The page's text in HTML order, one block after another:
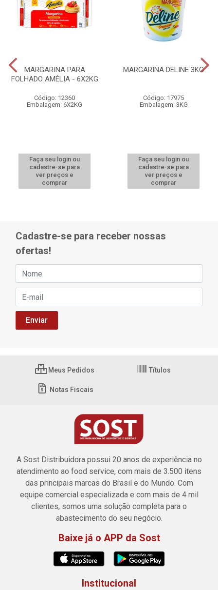
MARGARINA PARA
FOLHADO AMÉLIA - 6X2KG
Código: 12360
Embalagem: 6X2KG
Faça seu login ou
cadastre-se para
ver preços e
comprar
MARGARINA DELINE 3KG
Código: 17975
Embalagem: 3KG
Faça seu login ou
cadastre-se para
ver preços e
comprar
Cadastre-se para receber nossas
ofertas!
Meus Pedidos Títulos
Notas Fiscais
A Sost Distribuidora possui 20 anos de experiência no
atendimento ao food service, com mais de 3.500 itens
das principais marcas do Brasil e do Mundo. Com
equipe comercial especializada e com mais de 4 mil
clientes, somos uma solução completa para o
abastecimento do seu negócio.
Baixe já o APP da Sost
Institucional